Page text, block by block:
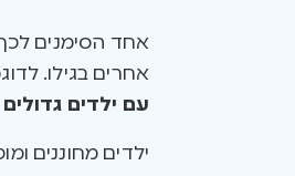
אחד הסימנים
אחרים בגילו.
עם ילדים
ילדים מחוננים